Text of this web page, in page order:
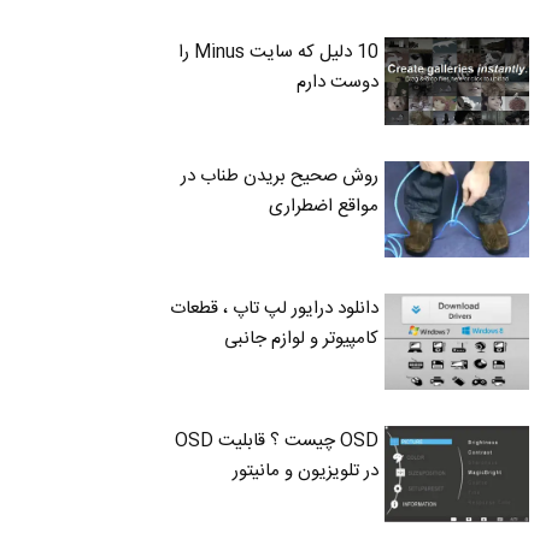
10 دلیل که سایت Minus را
دوست دارم
روش صحیح بریدن طناب در
مواقع اضطراری
دانلود درایور لپ تاپ ، قطعات
کامپیوتر و لوازم جانبی
OSD چیست ؟ قابلیت OSD
در تلویزیون و مانیتور